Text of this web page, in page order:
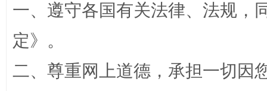
一、遵守各国有关法律、法规，
定》。
二、尊重网上道德，承担一切因